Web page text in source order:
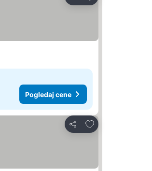
Pogledaj cene
Deli
Dodati u favorite